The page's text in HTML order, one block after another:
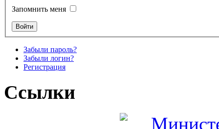
Запомнить меня
Забыли пароль?
Забыли логин?
Регистрация
Ссылки